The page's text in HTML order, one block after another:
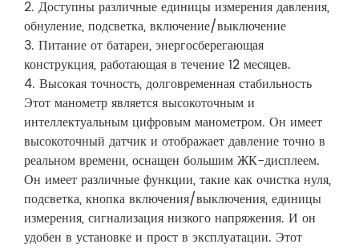
2. Доступны различные единицы измерения давления,
обнуление, подсветка, включение/выключение
3. Питание от батареи, энергосберегающая
конструкция, работающая в течение 12 месяцев.
4. Высокая точность, долговременная стабильность
Этот манометр является высокоточным и
интеллектуальным цифровым манометром. Он имеет
высокоточный датчик и отображает давление точно в
реальном времени, оснащен большим ЖК-дисплеем.
Он имеет различные функции, такие как очистка нуля,
подсветка, кнопка включения/выключения, единицы
измерения, сигнализация низкого напряжения. И он
удобен в установке и прост в эксплуатации. Этот